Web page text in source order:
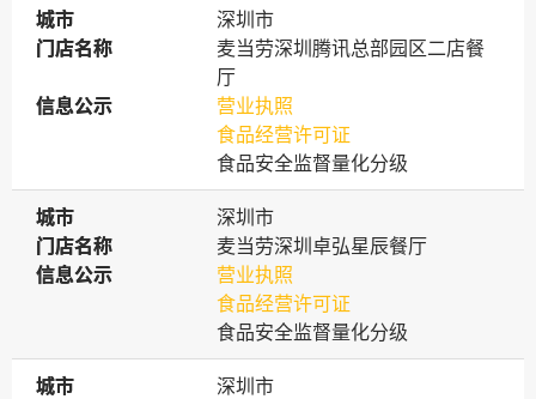
城市
城市
深圳市
门店名称
门店名称
麦当劳深圳腾讯总部园区二店餐
厅
信息公示
信息公示
营业执照
食品经营许可证
食品安全监督量化分级
城市
城市
深圳市
门店名称
门店名称
麦当劳深圳卓弘星辰餐厅
信息公示
信息公示
营业执照
食品经营许可证
食品安全监督量化分级
城市
城市
深圳市